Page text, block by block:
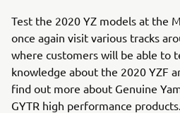
Test the 2020 YZ models at the
once again visit various tracks
where customers will be able to
knowledge about the 2020 YZF
find out more about Genuine
GYTR high performance